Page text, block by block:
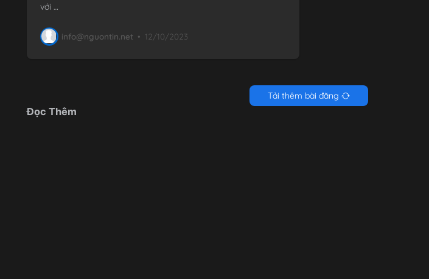
với …
info@nguontin.net • 12/10/2023
Tải thêm bài đăng
Đọc Thêm